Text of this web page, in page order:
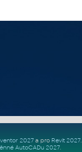
2027a pro Revit 2027.
AutoCADu 2027.